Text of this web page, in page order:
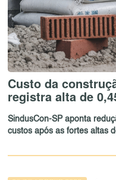
Custo da
registra alta de
SindusCon-SP aponta
custos após as fortes altas